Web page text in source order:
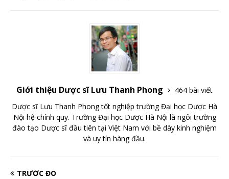
Giới thiệu Dược sĩ Lưu Thanh Phong
464 bài viết
Dược sĩ Lưu Thanh Phong tốt nghiệp trường Đại học Dược Hà
Nội hệ chính quy. Trường Đại học Dược Hà Nội là ngôi trường
đào tạo Dược sĩ đầu tiên tại Việt Nam với bề dày kinh nghiệm
và uy tín hàng đầu.
TRƯỚC ĐÓ